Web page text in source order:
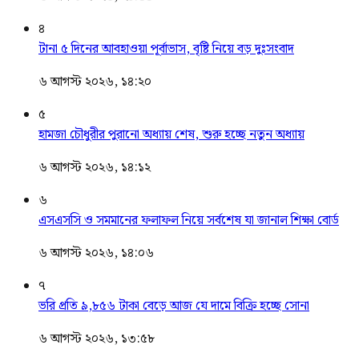
৪
টানা ৫ দিনের আবহাওয়া পূর্বাভাস, বৃষ্টি নিয়ে বড় দুঃসংবাদ
৬ আগস্ট ২০২৬, ১৪:২০
৫
হামজা চৌধুরীর পুরানো অধ্যায় শেষ, শুরু হচ্ছে নতুন অধ্যায়
৬ আগস্ট ২০২৬, ১৪:১২
৬
এসএসসি ও সমমানের ফলাফল নিয়ে সর্বশেষ যা জানাল শিক্ষা বোর্ড
৬ আগস্ট ২০২৬, ১৪:০৬
৭
ভরি প্রতি ৯,৮৫৬ টাকা বেড়ে আজ যে দামে বিক্রি হচ্ছে সোনা
৬ আগস্ট ২০২৬, ১৩:৫৮